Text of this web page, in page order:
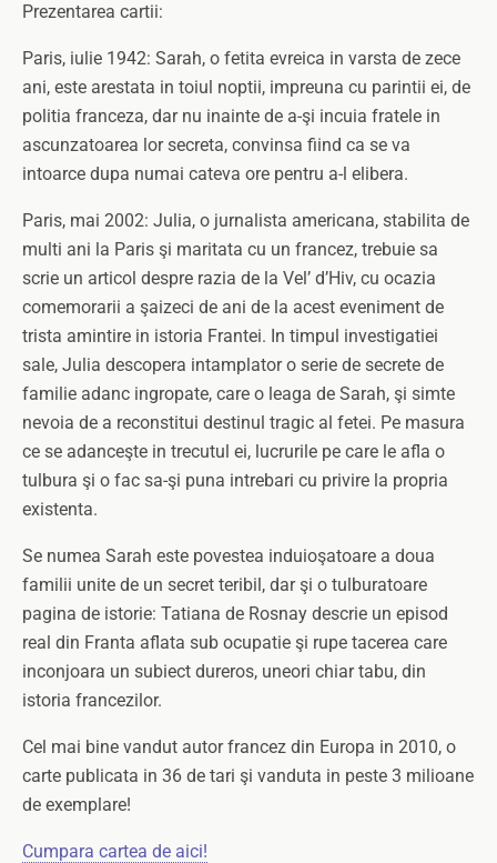
Prezentarea cartii:
Paris, iulie 1942: Sarah, o fetita evreica in varsta de zece
ani, este arestata in toiul noptii, impreuna cu parintii ei, de
politia franceza, dar nu inainte de a-şi incuia fratele in
ascunzatoarea lor secreta, convinsa fiind ca se va
intoarce dupa numai cateva ore pentru a-l elibera.
Paris, mai 2002: Julia, o jurnalista americana, stabilita de
multi ani la Paris şi maritata cu un francez, trebuie sa
scrie un articol despre razia de la Vel’ d’Hiv, cu ocazia
comemorarii a şaizeci de ani de la acest eveniment de
trista amintire in istoria Frantei. In timpul investigatiei
sale, Julia descopera intamplator o serie de secrete de
familie adanc ingropate, care o leaga de Sarah, şi simte
nevoia de a reconstitui destinul tragic al fetei. Pe masura
ce se adanceşte in trecutul ei, lucrurile pe care le afla o
tulbura şi o fac sa-şi puna intrebari cu privire la propria
existenta.
Se numea Sarah este povestea induioşatoare a doua
familii unite de un secret teribil, dar şi o tulburatoare
pagina de istorie: Tatiana de Rosnay descrie un episod
real din Franta aflata sub ocupatie şi rupe tacerea care
inconjoara un subiect dureros, uneori chiar tabu, din
istoria francezilor.
Cel mai bine vandut autor francez din Europa in 2010, o
carte publicata in 36 de tari şi vanduta in peste 3 milioane
de exemplare!
Cumpara cartea de aici!